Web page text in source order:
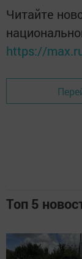
Читайте
https://
Топ 5